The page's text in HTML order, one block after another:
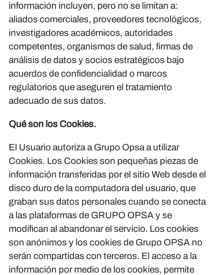
información incluyen, pero no se limitan a:
aliados comerciales, proveedores tecnológicos,
investigadores académicos, autoridades
competentes, organismos de salud, firmas de
análisis de datos y socios estratégicos bajo
acuerdos de confidencialidad o marcos
regulatorios que aseguren el tratamiento
adecuado de sus datos.
Qué son los Cookies.
El Usuario autoriza a Grupo Opsa a utilizar
Cookies. Los Cookies son pequeñas piezas de
información transferidas por el sitio Web desde el
disco duro de la computadora del usuario, que
graban sus datos personales cuando se conecta
a las plataformas de GRUPO OPSA y se
modifican al abandonar el servicio. Los cookies
son anónimos y los cookies de Grupo OPSA no
serán compartidas con terceros. El acceso a la
información por medio de los cookies, permite